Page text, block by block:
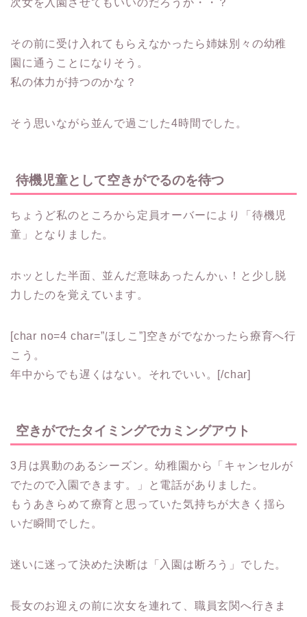
次女を入園させてもいいのだろうか・・？
その前に受け入れてもらえなかったら姉妹別々の幼稚
園に通うことになりそう。
私の体力が持つのかな？
そう思いながら並んで過ごした4時間でした。
待機児童として空きがでるのを待つ
ちょうど私のところから定員オーバーにより「待機児
童」となりました。
ホッとした半面、並んだ意味あったんかぃ！と少し脱
力したのを覚えています。
[char no=4 char=”ほしこ”]空きがでなかったら療育へ行
こう。
年中からでも遅くはない。それでいい。[/char]
空きがでたタイミングでカミングアウト
3月は異動のあるシーズン。幼稚園から「キャンセルが
でたので入園できます。」と電話がありました。
もうあきらめて療育と思っていた気持ちが大きく揺ら
いだ瞬間でした。
迷いに迷って決めた決断は「入園は断ろう」でした。
長女のお迎えの前に次女を連れて、職員玄関へ行きま